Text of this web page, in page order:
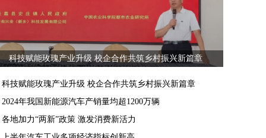
科技赋能玫瑰产业升级 校企合作共筑乡村振兴新篇章
科技赋能玫瑰产业升级 校企合作共筑乡村振兴新篇章
2024年我国新能源汽车产销量均超1200万辆
各地加力“两新”政策 激发消费新活力